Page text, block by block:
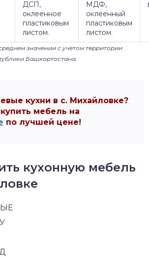
ДСП,
оклеенное
пластиковым
листом.
МДФ,
оклеенный
пластиковым
листом.
значении с учетом территории
Башкортостана.
кухни в с. Михайловке?
мебель на
по лучшей цене!
кухонную мебель